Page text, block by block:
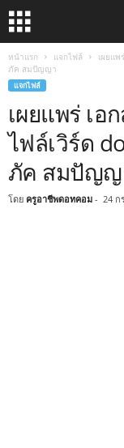
หน้าแรก แจกไฟล์
เผยแ
ภัค สมปัญญา
แจกไฟล์
เผยแพร่ เอ
ไฟล์เวิร์ด
ภัค สมปัญ
โดย ครูอาชีพดอทคอม - 24 ก